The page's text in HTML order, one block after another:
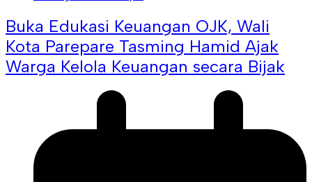
Buka Edukasi Keuangan OJK, Wali
Kota Parepare Tasming Hamid Ajak
Warga Kelola Keuangan secara Bijak